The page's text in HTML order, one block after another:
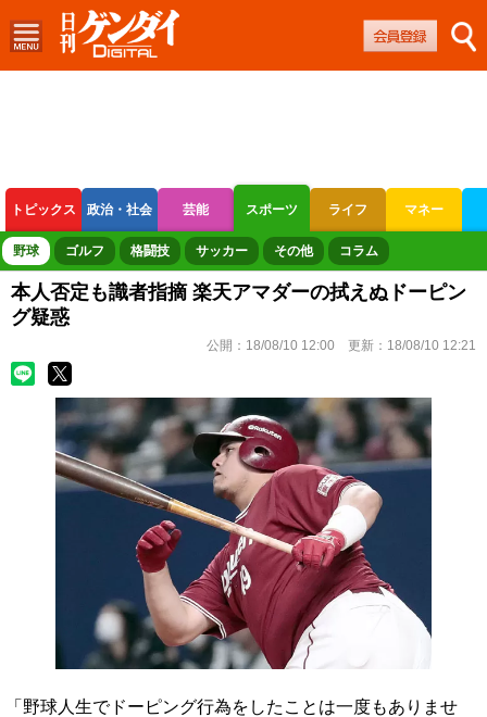
トピックス 政治・社会 芸能 スポーツ ライフ マネー
ボートレース 競輪 オートレース
野球 ゴルフ 格闘技 サッカー その他 コラム
本人否定も識者指摘 楽天アマダーの拭えぬドーピン
グ疑惑
公開： 18/08/10 12:00 更新： 18/08/10 12:21
「野球人生でドーピング行為をしたことは一度もありませ